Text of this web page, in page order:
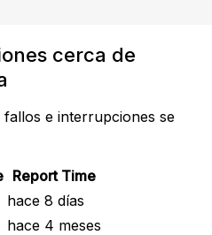
cerca de
e interrupciones se
Report Time
hace 8 días
hace 4 meses